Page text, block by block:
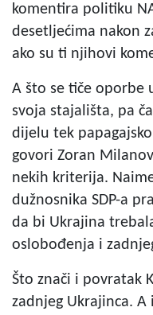
komentira politiku
desetljećima nakon
ako su ti njihovi
A što se tiče oporbe
svoja stajališta, pa
dijelu tek
govori Zoran
nekih kriterija.
dužnosnika SDP-a
da bi Ukrajina
oslobođenja i
Što znači i povratak
zadnjeg Ukrajinca.